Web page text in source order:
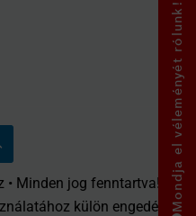
Mondja el véleményét rólunk!
Minden jog fenntartva! •
külön engedély